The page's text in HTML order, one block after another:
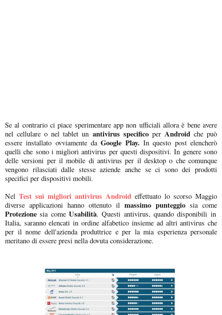
Se al contrario ci piace sperimentare app non ufficiali allora è bene avere
nel cellulare o nel tablet un antivirus specificoper Android che può
essere installato ovviamente daGoogle Play. In questo post elencherò
quelli che sono i migliori antivirus per questi dispositivi. In genere sono
delle versioni per il mobile di antivirus per il desktop o che comunque
vengono rilasciati dalle stesse aziende anche se ci sono dei prodotti
specifici per dispositivi mobili.
Nel Test sui migliori antivirus Android effettuato lo scorso Maggio
diverse applicazioni hanno ottenuto il massimo punteggio sia come
Protezione sia come Usabilità. Questi antivirus, quando disponibili in
Italia, saranno elencati in ordine alfabetico insieme ad altri antivirus che
per il nome dell'azienda produttrice e per la mia esperienza personale
meritano di essere presi nella dovuta considerazione.